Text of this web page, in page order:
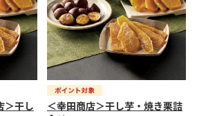
＞干し
＜幸田商店＞干し芋・焼き栗詰